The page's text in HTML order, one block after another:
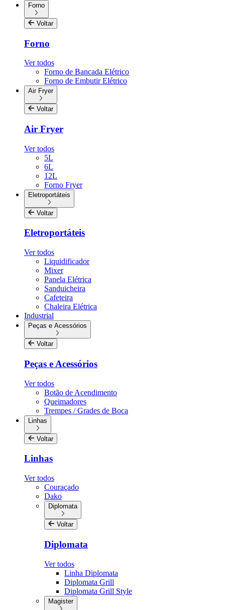
Forno
Voltar
Forno
Ver todos
Forno de Bancada Elétrico
Forno de Embutir Elétrico
Air Fryer
Voltar
Air Fryer
Ver todos
5L
6L
12L
Forno Fryer
Eletroportáteis
Voltar
Eletroportáteis
Ver todos
Liquidificador
Mixer
Panela Elétrica
Sanduicheira
Cafeteira
Chaleira Elétrica
Industrial
Peças e Acessórios
Voltar
Peças e Acessórios
Ver todos
Botão de Acendimento
Queimadores
Trempes / Grades de Boca
Linhas
Voltar
Linhas
Ver todos
Couraçado
Dako
Diplomata
Voltar
Diplomata
Ver todos
Linha Diplomata
Diplomata Grill
Diplomata Grill Style
Magister